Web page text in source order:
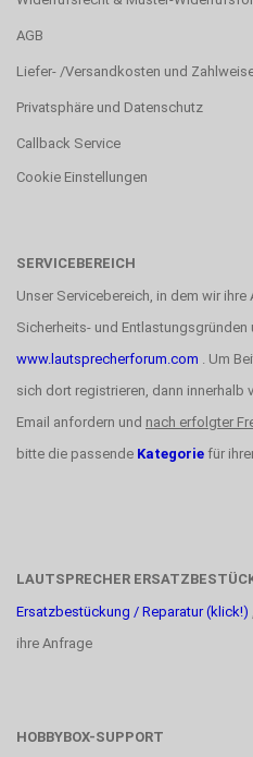
AGB
Liefer- /Versandkosten und
Privatsphäre und Datenschutz
Callback Service
Cookie Einstellungen
SERVICEBEREICH
Unser Servicebereich, in dem wir
Sicherheits- und Entlastungsgründen
www.lautsprecherforum.com . Um
sich dort registrieren, dann innerhalb
Email anfordern und nach erfolgter
bitte die passende Kategorie für
LAUTSPRECHER
Ersatzbestückung / Reparatur (klick!)
ihre Anfrage
HOBBYBOX-SUPPORT